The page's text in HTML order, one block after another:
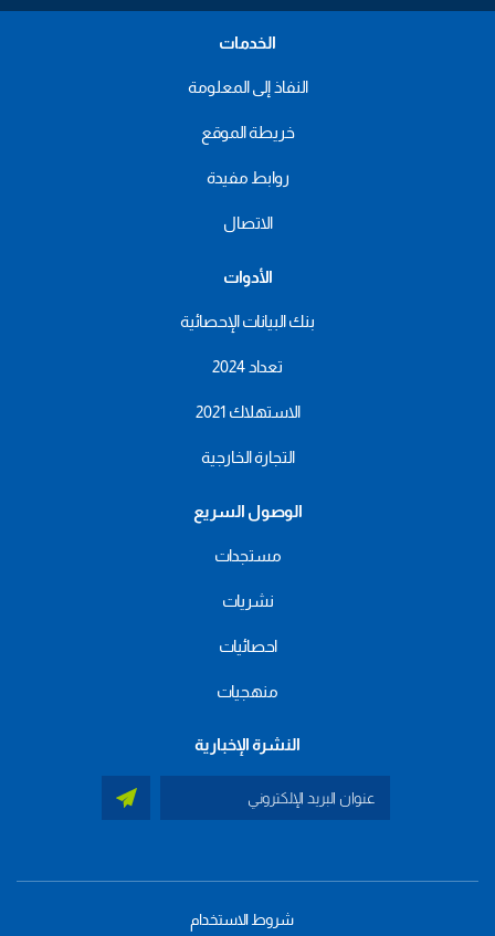
الخدمات
النفاذ إلى المعلومة
خريطة الموقع
روابط مفيدة
الاتصال
الأدوات
بنك البيانات الإحصائية
تعداد 2024
الاستهلاك 2021
التجارة الخارجية
الوصول السريع
مستجدات
نشريات
احصائيات
منهجيات
النشرة الإخبارية
شروط الاستخدام